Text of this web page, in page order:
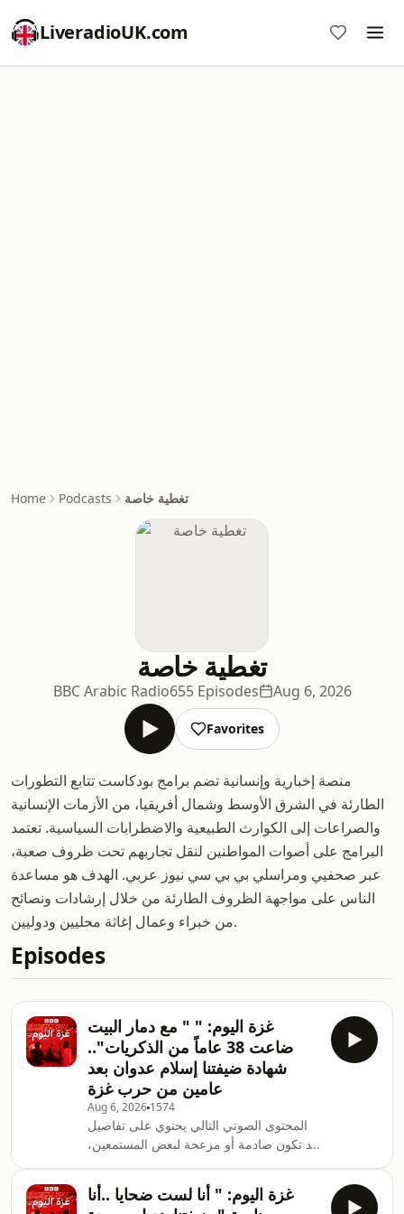
LiveradioUK.com
Home Podcasts تغطية خاصة
تغطية خاصة
BBC Arabic Radio655 Episodes Aug 6, 2026
Favorites
منصة إخبارية وإنسانية تضم برامج بودكاست تتابع التطورات
الطارئة في الشرق الأوسط وشمال أفريقيا، من الأزمات الإنسانية
والصراعات إلى الكوارث الطبيعية والاضطرابات السياسية. تعتمد
البرامج على أصوات المواطنين لنقل تجاربهم تحت ظروف صعبة،
عبر صحفيي ومراسلي بي بي سي نيوز عربي. الهدف هو مساعدة
الناس على مواجهة الظروف الطارئة من خلال إرشادات ونصائح
من خبراء وعمال إغاثة محليين ودوليين.
Episodes
غزة اليوم: " " مع دمار البيت
ضاعت 38 عاماً من الذكريات"..
شهادة ضيفتنا إسلام عدوان بعد
عامين من حرب غزة
Aug 6, 2026 1574
المحتوى الصوتي التالي يحتوي على تفاصيل
قد تكون صادمة أو مزعجة لبعض المستمعين،
معينة.. نوصي بالحذر أثناء الاستماع، وخاصة
للفئات الحساسة أو صغار السن. ضيفتنا اليوم
غزة اليوم: " أنا لست ضحايا ..أنا